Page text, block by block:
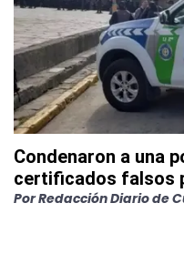
Condenaron a una
certificados falsos
PorRedacción Diario de